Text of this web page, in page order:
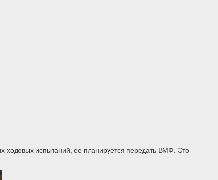
ходовых испытаний, ее планируется передать ВМФ. Это